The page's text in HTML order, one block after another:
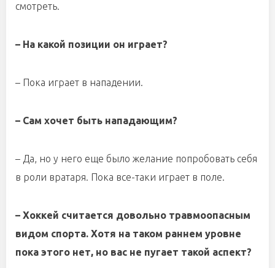
смотреть.
– На какой позиции он играет?
– Пока играет в нападении.
– Сам хочет быть нападающим?
– Да, но у него еще было желание попробовать себя
в роли вратаря. Пока все-таки играет в поле.
– Хоккей считается довольно травмоопасным
видом спорта. Хотя на таком раннем уровне
пока этого нет, но вас не пугает такой аспект?